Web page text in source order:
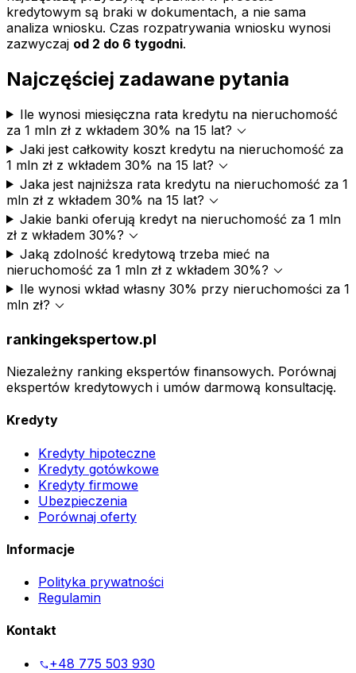
kredytowym są braki w dokumentach, a nie sama
analiza wniosku. Czas rozpatrywania wniosku wynosi
zazwyczaj od 2 do 6 tygodni.
Najczęściej zadawane pytania
Ile wynosi miesięczna rata kredytu na nieruchomość
za 1 mln zł z wkładem 30% na 15 lat? expand_more
Jaki jest całkowity koszt kredytu na nieruchomość za
1 mln zł z wkładem 30% na 15 lat? expand_more
Jaka jest najniższa rata kredytu na nieruchomość za 1
mln zł z wkładem 30% na 15 lat? expand_more
Jakie banki oferują kredyt na nieruchomość za 1 mln
zł z wkładem 30%? expand_more
Jaką zdolność kredytową trzeba mieć na
nieruchomość za 1 mln zł z wkładem 30%? expand_more
Ile wynosi wkład własny 30% przy nieruchomości za 1
mln zł? expand_more
rankingekspertow.pl
Niezależny ranking ekspertów finansowych. Porównaj
ekspertów kredytowych i umów darmową konsultację.
Kredyty
Kredyty hipoteczne
Kredyty gotówkowe
Kredyty firmowe
Ubezpieczenia
Porównaj oferty
Informacje
Polityka prywatności
Regulamin
Kontakt
phone+48 775 503 930